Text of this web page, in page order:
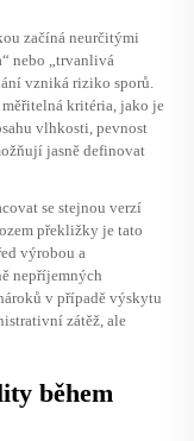
začíná neurčitými
nebo „trvanlivá
vzniká riziko sporů.
kritéria, jako je
vlhkosti, pevnost
jasně definovat
se stejnou verzí
překližky je tato
výrobou a
nepříjemných
v případě výskytu
zátěž, ale
během